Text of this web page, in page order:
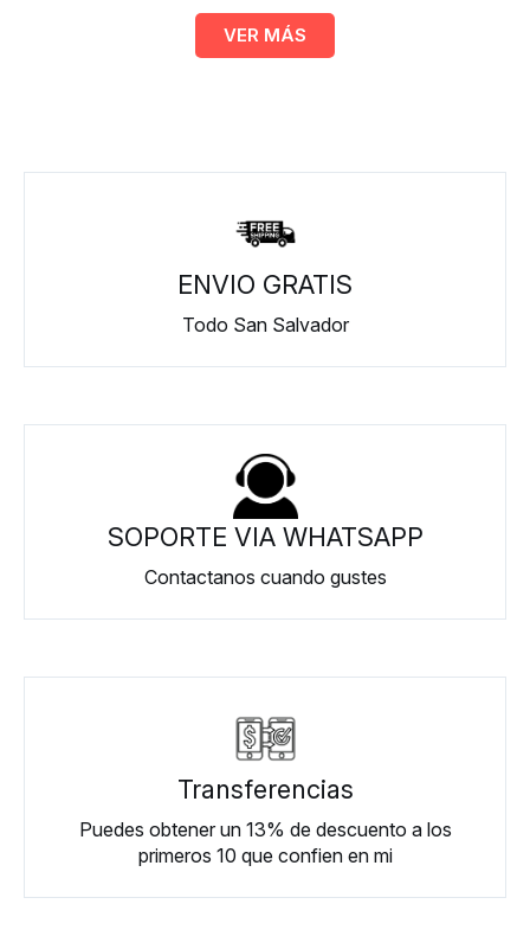
ENVIO GRATIS
Todo San Salvador
SOPORTE VIA WHATSAPP
Contactanos cuando gustes
Transferencias
Puedes obtener un 13% de descuento a los
primeros 10 que confien en mi
VER MÁS